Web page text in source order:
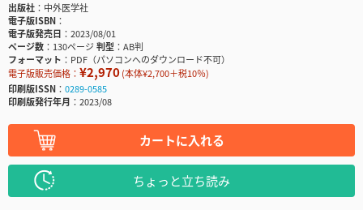
出版社
中外医学社
電子版ISBN
電子版発売日
2023/08/01
ページ数
130ページ判型
AB判
フォーマット
PDF（パソコンへのダウンロード不可）
電子版販売価格： ¥2,970(本体¥2,700＋税10％)
印刷版ISSN
0289-0585
印刷版発行年月
2023/08
カートに入れる
ちょっと立ち読み